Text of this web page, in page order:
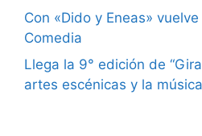
Con «Dido y Eneas»
Comedia
Llega la 9° edición de
artes escénicas y la